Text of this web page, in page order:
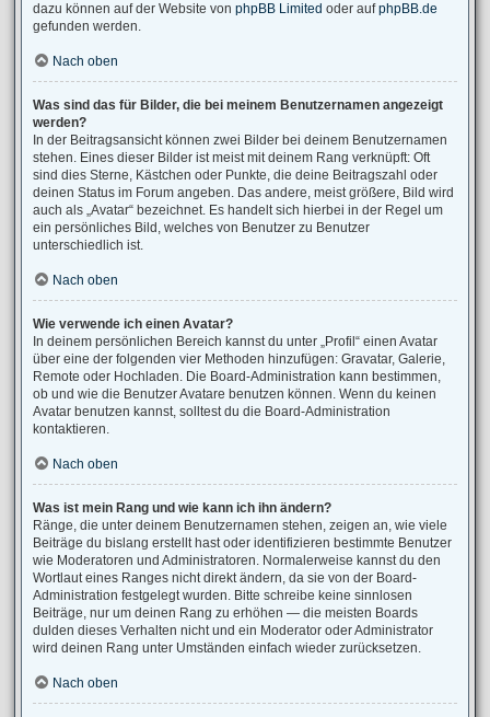
dazu können auf der Website von phpBB Limited oder aufphpBB.de
gefunden werden.
Nach oben
Was sind das für Bilder, die bei meinem Benutzernamen angezeigt
werden?
In der Beitragsansicht können zwei Bilder bei deinem Benutzernamen
stehen. Eines dieser Bilder ist meist mit deinem Rang verknüpft: Oft
sind dies Sterne, Kästchen oder Punkte, die deine Beitragszahl oder
deinen Status im Forum angeben. Das andere, meist größere, Bild wird
auch als „Avatar“ bezeichnet. Es handelt sich hierbei in der Regel um
ein persönliches Bild, welches von Benutzer zu Benutzer
unterschiedlich ist.
Nach oben
Wie verwende ich einen Avatar?
In deinem persönlichen Bereich kannst du unter „Profil“ einen Avatar
über eine der folgenden vier Methoden hinzufügen: Gravatar, Galerie,
Remote oder Hochladen. Die Board-Administration kann bestimmen,
ob und wie die Benutzer Avatare benutzen können. Wenn du keinen
Avatar benutzen kannst, solltest du die Board-Administration
kontaktieren.
Nach oben
Was ist mein Rang und wie kann ich ihn ändern?
Ränge, die unter deinem Benutzernamen stehen, zeigen an, wie viele
Beiträge du bislang erstellt hast oder identifizieren bestimmte Benutzer
wie Moderatoren und Administratoren. Normalerweise kannst du den
Wortlaut eines Ranges nicht direkt ändern, da sie von der Board-
Administration festgelegt wurden. Bitte schreibe keine sinnlosen
Beiträge, nur um deinen Rang zu erhöhen — die meisten Boards
dulden dieses Verhalten nicht und ein Moderator oder Administrator
wird deinen Rang unter Umständen einfach wieder zurücksetzen.
Nach oben